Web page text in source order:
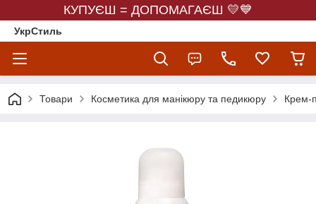
КУПУЄШ = ДОПОМАГАЄШ 💛💙
УкрСтиль
Товари Косметика для манікюру та педикюру Крем-